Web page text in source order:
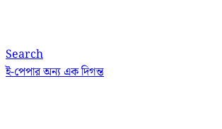
Search
ই-পেপারঅন্য এক দিগন্ত